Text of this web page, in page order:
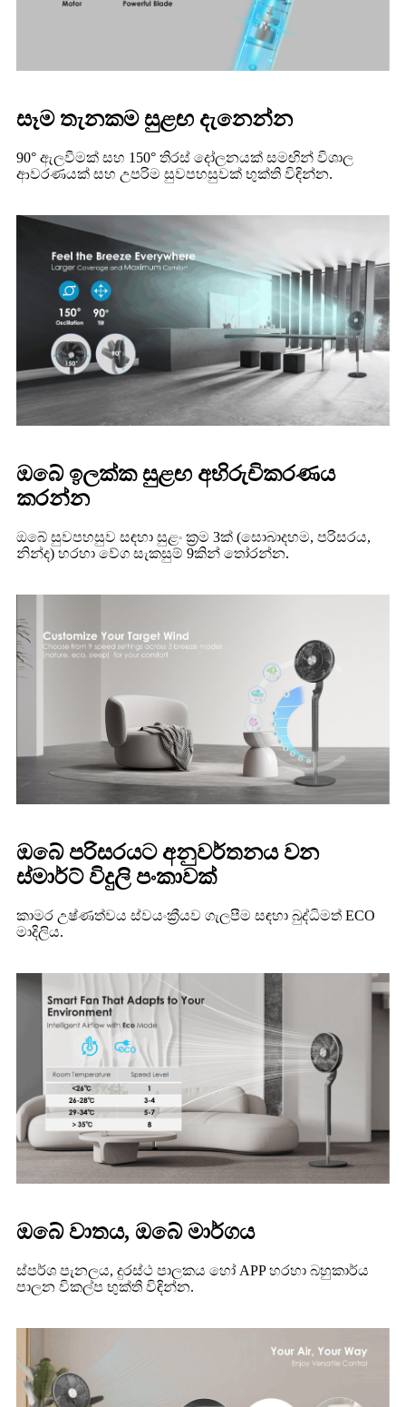
සෑම තැනකම සුළඟ දැනෙන්න
90° ඇලවීමක් සහ 150° තිරස් දෝලනයක් සමඟින් විශාල
ආවරණයක් සහ උපරිම සුවපහසුවක් භුක්ති විඳින්න.
ඔබේ ඉලක්ක සුළඟ අභිරුචිකරණය
කරන්න
ඔබේ සුවපහසුව සඳහා සුළං ක්‍රම 3ක් (සොබාදහම, පරිසරය,
නින්ද) හරහා වේග සැකසුම් 9කින් තෝරන්න.
ඔබේ පරිසරයට අනුවර්තනය වන
ස්මාර්ට් විදුලි පංකාවක්
කාමර උෂ්ණත්වය ස්වයංක්‍රීයව ගැලපීම සඳහා බුද්ධිමත් ECO
මාදිලිය.
ඔබේ වාතය, ඔබේ මාර්ගය
ස්පර්ශ පැනලය, දුරස්ථ පාලකය හෝ APP හරහා බහුකාර්ය
පාලන විකල්ප භුක්ති විඳින්න.